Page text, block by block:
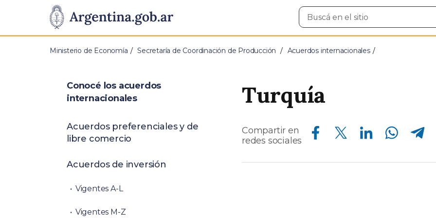
Presidencia
de
Pasar al contenido principal
Buscar
en
Ministerio de Economía Secretaría de Coordinación de Producción Acuerdos internacionales
Turquía
Compartir en
redes sociales
Compartir en Facebook Compartir en Twitter Compartir en Linkedin Compartir en Whatsapp Compartir en Telegram
Conocé los acuerdos
internacionales
Acuerdos preferenciales y de
libre comercio
Acuerdos de inversión
Vigentes A-L
Vigentes M-Z